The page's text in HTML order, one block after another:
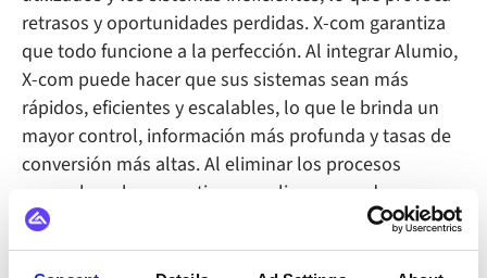
retrasos y oportunidades perdidas. X-com garantiza
que todo funcione a la perfección. Al integrar Alumio,
X-com puede hacer que sus sistemas sean más
rápidos, eficientes y escalables, lo que le brinda un
mayor control, información más profunda y tasas de
conversión más altas. Al eliminar los procesos
manuales, ahorra un tiempo valioso y puede
responder más rápido a los cambios del mercado. En
resumen, no solo simplifican la integración, sino que